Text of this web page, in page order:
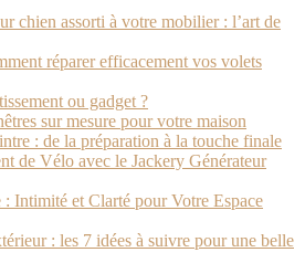
chien assorti à votre mobilier : l’art de
réparer efficacement vos volets
ou gadget ?
sur mesure pour votre maison
: de la préparation à la touche finale
de Vélo avec le Jackery Générateur
Intimité et Clarté pour Votre Espace
: les 7 idées à suivre pour une belle